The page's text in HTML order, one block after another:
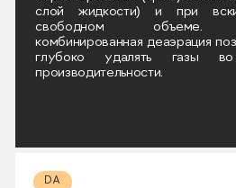
слой жидкости) и при
свободном объеме.
комбинированная деаэрация
глубоко удалять газы
производительности.
DA